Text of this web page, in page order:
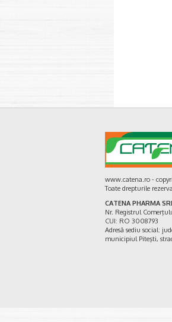
www.catena.ro -
Toate drepturile
CATENA PHARMA
Nr. Registrul
CUI: RO 3008793
Adresă sediu social:
municipiul Piteşti,